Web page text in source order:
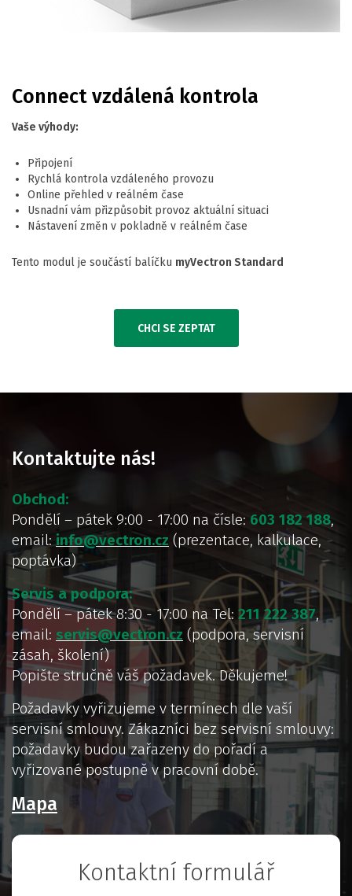
Connect vzdálená kontrola
Vaše výhody:
Připojení
Rychlá kontrola vzdáleného provozu
Online přehled v reálném čase
Usnadní vám přizpůsobit provoz aktuální situaci
Nástavení změn v pokladně v reálném čase
Tento modul je součástí balíčku myVectron Standard
CHCI SE ZEPTAT
Kontaktujte nás!
Obchod:
Pondělí – pátek 9:00 - 17:00 na čísle: 603 182 188,
email:info@vectron.cz (prezentace, kalkulace,
poptávka)
Servis a podpora:
Pondělí – pátek 8:30 - 17:00 na Tel: 211 222 387,
email: servis@vectron.cz (podpora, servisní
zásah, školení)
Popište stručně váš požadavek. Děkujeme!
Požadavky vyřizujeme v termínech dle vaší
servisní smlouvy. Zákazníci bez servisní smlouvy:
požadavky budou zařazeny do pořadí a
vyřizované postupně v pracovní době.
Mapa
Kontaktní formulář